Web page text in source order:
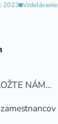
2023 Vzdelávanie
NÁM